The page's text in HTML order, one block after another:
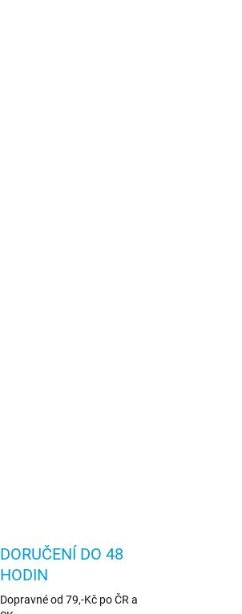
DORUČENÍ DO 48
HODIN
Dopravné od 79,-Kč po ČR a